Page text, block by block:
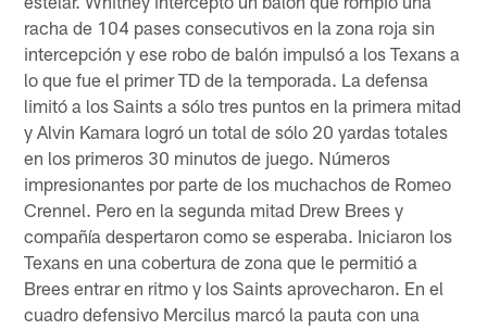
racha de 104 pases consecutivos en la zona roja sin
intercepción y ese robo de balón impulsó a los Texans a
lo que fue el primer TD de la temporada. La defensa
limitó a los Saints a sólo tres puntos en la primera mitad
y Alvin Kamara logró un total de sólo 20 yardas totales
en los primeros 30 minutos de juego. Números
impresionantes por parte de los muchachos de Romeo
Crennel. Pero en la segunda mitad Drew Brees y
compañía despertaron como se esperaba. Iniciaron los
Texans en una cobertura de zona que le permitió a
Brees entrar en ritmo y los Saints aprovecharon. En el
cuadro defensivo Mercilus marcó la pauta con una